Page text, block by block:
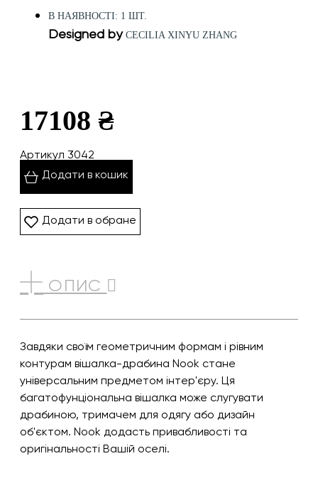
В НАЯВНОСТІ: 1 ШТ.
Designed by CECILIA XINYU ZHANG
17108 ₴
Артикул 3042
Додати в кошик
Додати в обране
ОПИС
Завдяки своїм геометричним формам і рівним
контурам вішалка-драбина Nook стане
універсальним предметом інтер'єру. Ця
багатофунціональна вішалка може слугувати
драбиною, тримачем для одягу або дизайн
об'єктом. Nook додасть привабливості та
оригінальності Вашій оселі.